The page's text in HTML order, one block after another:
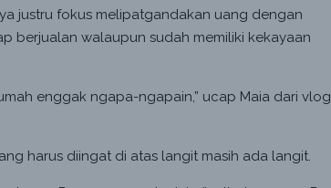
justru fokus melipatgandakan uang dengan
berjualan walaupun sudah memiliki kekayaan
enggak ngapa-ngapain,” ucap Maia dari vlog
harus diingat di atas langit masih ada langit.